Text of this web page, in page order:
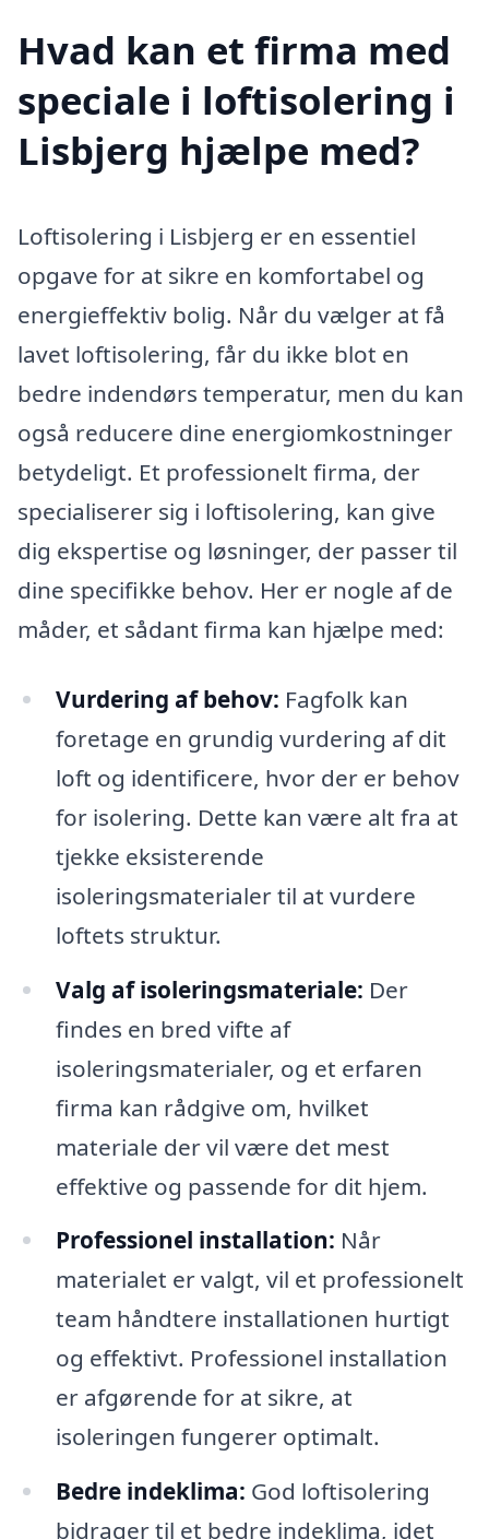
Hvad kan et firma med
speciale i loftisolering i
Lisbjerg hjælpe med?
Loftisolering i Lisbjerg er en essentiel
opgave for at sikre en komfortabel og
energieffektiv bolig. Når du vælger at få
lavet loftisolering, får du ikke blot en
bedre indendørs temperatur, men du kan
også reducere dine energiomkostninger
betydeligt. Et professionelt firma, der
specialiserer sig i loftisolering, kan give
dig ekspertise og løsninger, der passer til
dine specifikke behov. Her er nogle af de
måder, et sådant firma kan hjælpe med:
Vurdering af behov: Fagfolk kan
foretage en grundig vurdering af dit
loft og identificere, hvor der er behov
for isolering. Dette kan være alt fra at
tjekke eksisterende
isoleringsmaterialer til at vurdere
loftets struktur.
Valg af isoleringsmateriale: Der
findes en bred vifte af
isoleringsmaterialer, og et erfaren
firma kan rådgive om, hvilket
materiale der vil være det mest
effektive og passende for dit hjem.
Professionel installation: Når
materialet er valgt, vil et professionelt
team håndtere installationen hurtigt
og effektivt. Professionel installation
er afgørende for at sikre, at
isoleringen fungerer optimalt.
Bedre indeklima: God loftisolering
bidrager til et bedre indeklima, idet